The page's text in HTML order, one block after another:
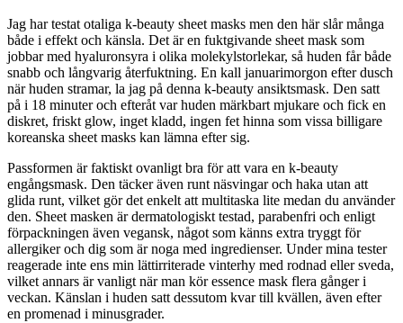
Jag har testat otaliga k-beauty sheet masks men den här slår många
både i effekt och känsla. Det är en fuktgivande sheet mask som
jobbar med hyaluronsyra i olika molekylstorlekar, så huden får både
snabb och långvarig återfuktning. En kall januarimorgon efter dusch
när huden stramar, la jag på denna k-beauty ansiktsmask. Den satt
på i 18 minuter och efteråt var huden märkbart mjukare och fick en
diskret, friskt glow, inget kladd, ingen fet hinna som vissa billigare
koreanska sheet masks kan lämna efter sig.
Passformen är faktiskt ovanligt bra för att vara en k-beauty
engångsmask. Den täcker även runt näsvingar och haka utan att
glida runt, vilket gör det enkelt att multitaska lite medan du använder
den. Sheet masken är dermatologiskt testad, parabenfri och enligt
förpackningen även vegansk, något som känns extra tryggt för
allergiker och dig som är noga med ingredienser. Under mina tester
reagerade inte ens min lättirriterade vinterhy med rodnad eller sveda,
vilket annars är vanligt när man kör essence mask flera gånger i
veckan. Känslan i huden satt dessutom kvar till kvällen, även efter
en promenad i minusgrader.